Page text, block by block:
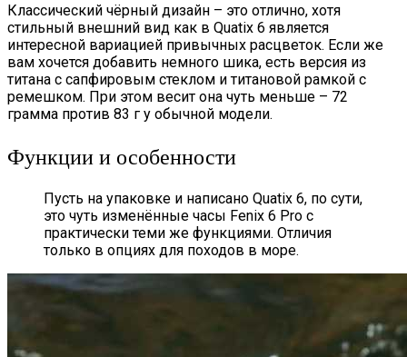
Классический чёрный дизайн – это отлично, хотя
стильный внешний вид как в Quatix 6 является
интересной вариацией привычных расцветок. Если же
вам хочется добавить немного шика, есть версия из
титана с сапфировым стеклом и титановой рамкой с
ремешком. При этом весит она чуть меньше – 72
грамма против 83 г у обычной модели.
Функции и особенности
Пусть на упаковке и написано Quatix 6, по сути,
это чуть изменённые часы Fenix 6 Pro с
практически теми же функциями. Отличия
только в опциях для походов в море.